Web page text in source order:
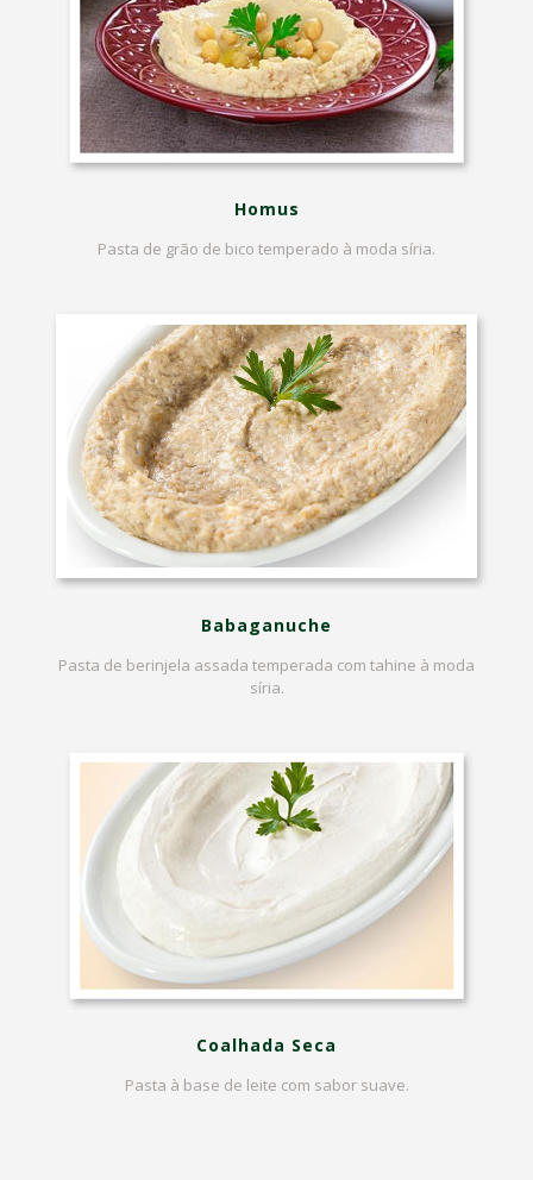
Homus
Pasta de grão de bico temperado à moda síria.
Babaganuche
Pasta de berinjela assada temperada com tahine à moda
síria.
Coalhada Seca
Pasta à base de leite com sabor suave.